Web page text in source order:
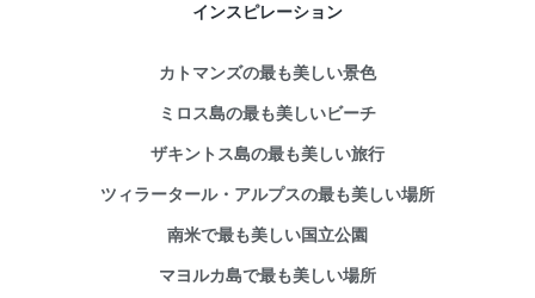
インスピレーション
カトマンズの最も美しい景色
ミロス島の最も美しいビーチ
ザキントス島の最も美しい旅行
ツィラータール・アルプスの最も美しい場所
南米で最も美しい国立公園
マヨルカ島で最も美しい場所